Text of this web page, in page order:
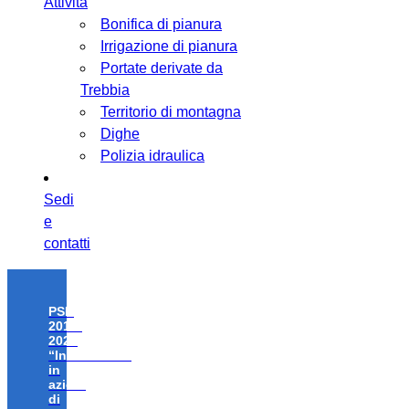
Bonifica di pianura
Irrigazione di pianura
Portate derivate da
Trebbia
Territorio di montagna
Dighe
Polizia idraulica
Sedi
e
contatti
PSR
2014-
2020
“Investimenti
in
azioni
di